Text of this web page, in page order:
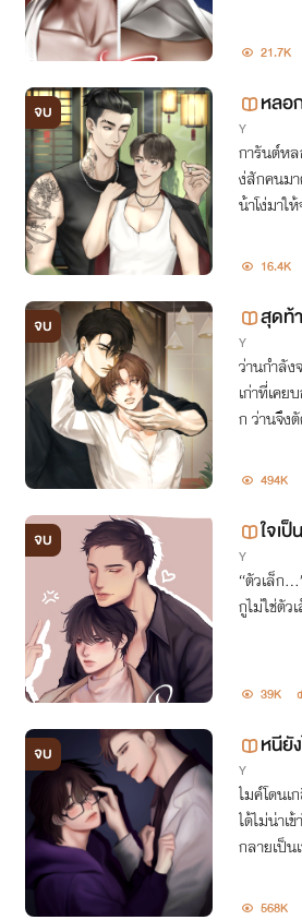
21.7K
จบ
หลอ
ยแ
Y
การันต์ห
ง่สักคนม
น้าโง่มาใ
16.4K
จบ สุดท้
Y
ว่านกำลัง
เก่าที่เค
ก ว่านจึง
494K
จบ ใจเ
Y
“ตัวเล็ก
กูไม่ใช่ตัว
39K
จบ
หนียั
Y
ไมค์โดน
ได้ไม่น่าเ
กลายเป็น
568K